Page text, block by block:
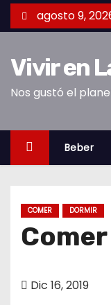
a
c
agosto 9,
Vivir en
Nos gustó el
Beber
COMER DORMIR
Dic 16, 2019